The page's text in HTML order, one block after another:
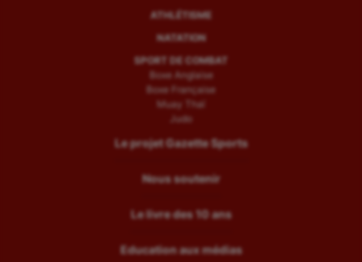
ATHLÉTISME
NATATION
SPORT DE COMBAT
Boxe Anglaise
Boxe Française
Muay Thaï
Judo
Le projet Gazette Sports
Nous soutenir
Le livre des 10 ans
Education aux médias